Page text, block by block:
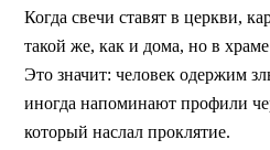
Когда свечи ставят в церкви,
такой же, как и дома, но в
Это значит: человек одержим
иногда напоминают профили
который наслал проклятие.